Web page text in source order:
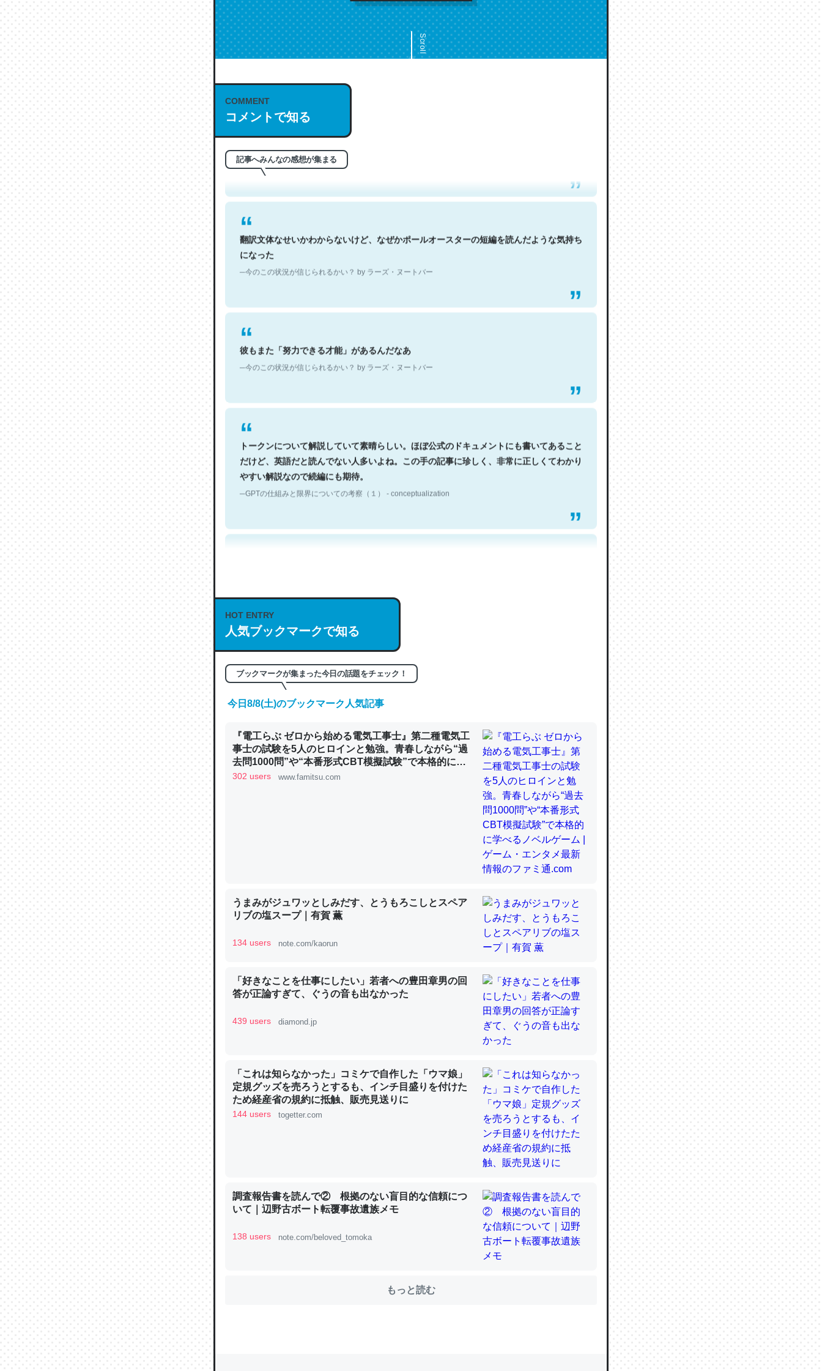
Scroll
COMMENT
コメントで知る
記事へみんなの感想が集まる
これは名文。彼はとてもクレバーなんだろうなと凄く思う。英語少しでも読める人は原文
もお勧め。自分はこの流れ好き。Let’s Fucking Go. Then Covid hit. Shit.
─今のこの状況が信じられるかい？ by ラーズ・ヌートバー
翻訳文体なせいかわからないけど、なぜかポールオースターの短編を読んだような気持ち
になった
─今のこの状況が信じられるかい？ by ラーズ・ヌートバー
彼もまた「努力できる才能」があるんだなあ
─今のこの状況が信じられるかい？ by ラーズ・ヌートバー
トークンについて解説していて素晴らしい。ほぼ公式のドキュメントにも書いてあること
だけど、英語だと読んでない人多いよね。この手の記事に珍しく、非常に正しくてわかり
やすい解説なので続編にも期待。
─GPTの仕組みと限界についての考察（１） - conceptualization
これは良記事。32768トークンだと英語小説100ページ分くらい。小説でいう「ずっと前
の伏線」は回収されないけど、短期記憶というには多い分量。進化すればするほど分かり
やすく強くなりそう
昆虫ってカルシウム少ないのか。知らんかった。調べたらコオロギのカルシウム分はエビ
─ニュース :: 【研究発表】昆虫学の大問題＝「昆虫はなぜ海にいないのか」に関する新仮説
論文では「淡水はカルシウムも酸素も不足してて両方に不利だから両方が拮抗してるので
は」とあって面白い。海にいる鋏角類（カブトガニ・ウミグモ）はカルシウムを使わずキ
チンを強化してる筈だが、酵素が違うのか？
─ニュース :: 【研究発表】昆虫学の大問題＝「昆虫はなぜ海にいないのか」に関する新仮説
これを元に考えるとカルシウムを大量に使う脊椎動物と貝類は苦労してるんだな…。腹足
ウチもEchoを実家に置いて４年。でたまに覗いてる。ぼちぼちRingも置こうかと画策
中。あと、Googleマップで位置情報を共有してる。電池残量や充電中かが分かるのでこ
─たまにLINEするくらいだった遠方の父67歳と僕。ITツール導入でコミュニケーションが劇的に変化し
た｜tayorini by LIFULL介護
きる。一生で親と会える残り時間を日数にすると1週間とかの人が多いそうだけど、それ
HOT ENTRY
人気ブックマークで知る
ブックマークが集まった今日の話題をチェック！
今日8/8(土)のブックマーク人気記事
『電工らぶ ゼロから始める電気工事士』第二種電気工
事士の試験を5人のヒロインと勉強。青春しながら“過
去問1000問”や“本番形式CBT模擬試験”で本格的に学
べるノベルゲーム | ゲーム・エンタメ最新情報のファミ
302 users www.famitsu.com
うまみがジュワッとしみだす、とうもろこしとスペア
リブの塩スープ｜有賀 薫
134 users note.com/kaorun
「好きなことを仕事にしたい」若者への豊田章男の回
答が正論すぎて、ぐうの音も出なかった
439 users diamond.jp
「これは知らなかった」コミケで自作した「ウマ娘」
定規グッズを売ろうとするも、インチ目盛りを付けた
ため経産省の規約に抵触、販売見送りに
144 users togetter.com
調査報告書を読んで② 根拠のない盲目的な信頼につ
いて｜辺野古ボート転覆事故遺族メモ
138 users note.com/beloved_tomoka
もっと読む